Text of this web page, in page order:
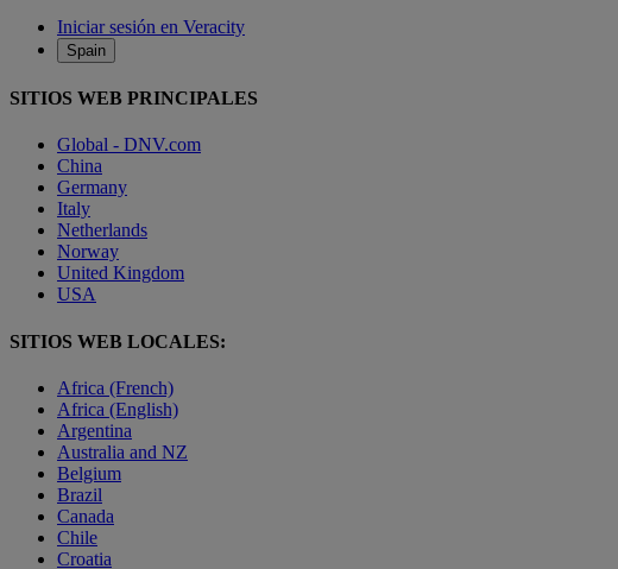
Iniciar sesión en Veracity
Spain
SITIOS WEB PRINCIPALES
Global - DNV.com
China
Germany
Italy
Netherlands
Norway
United Kingdom
USA
SITIOS WEB LOCALES:
Africa (French)
Africa (English)
Argentina
Australia and NZ
Belgium
Brazil
Canada
Chile
Croatia